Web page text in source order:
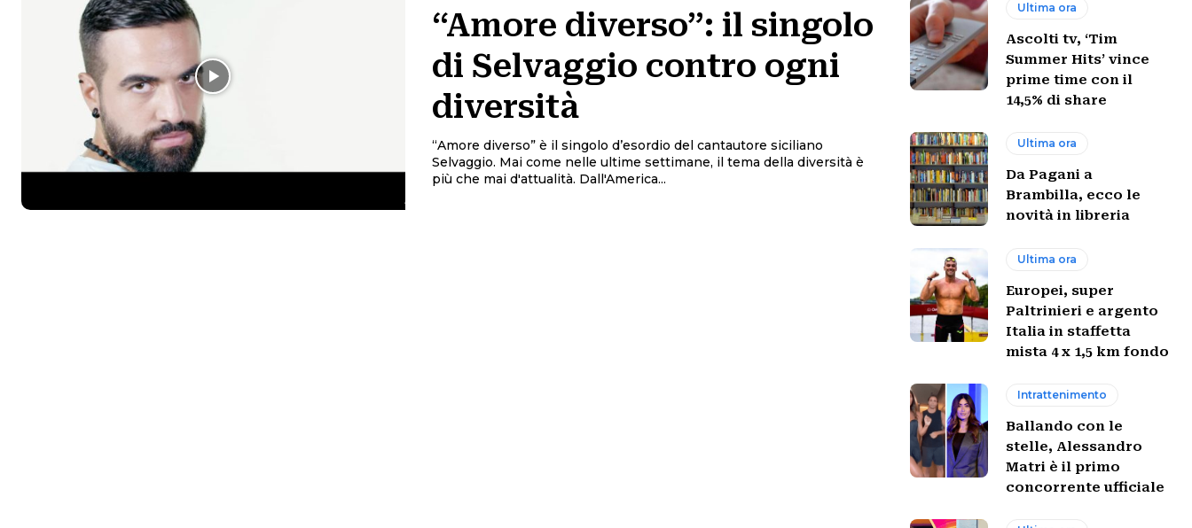
“Amore diverso”: il singolo
di Selvaggio contro ogni
diversità
“Amore diverso” è il singolo d’esordio del cantautore siciliano
Selvaggio. Mai come nelle ultime settimane, il tema della diversità è
più che mai d'attualità. Dall'America...
Ultima ora
Ascolti tv, ‘Tim
Summer Hits’ vince
prime time con il
14,5% di share
Ultima ora
Da Pagani a
Brambilla, ecco le
novità in libreria
Ultima ora
Europei, super
Paltrinieri e argento
Italia in staffetta
mista 4 x 1,5 km fondo
Intrattenimento
Ballando con le
stelle, Alessandro
Matri è il primo
concorrente ufficiale